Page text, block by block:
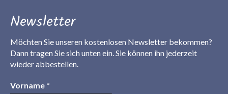
Newsletter
Möchten Sie unseren kostenlosen Newsletter bekommen?
Dann tragen Sie sich unten ein. Sie können ihn jederzeit
wieder abbestellen.
Vorname *